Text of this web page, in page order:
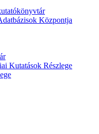
Központja
Kutatások Részlege